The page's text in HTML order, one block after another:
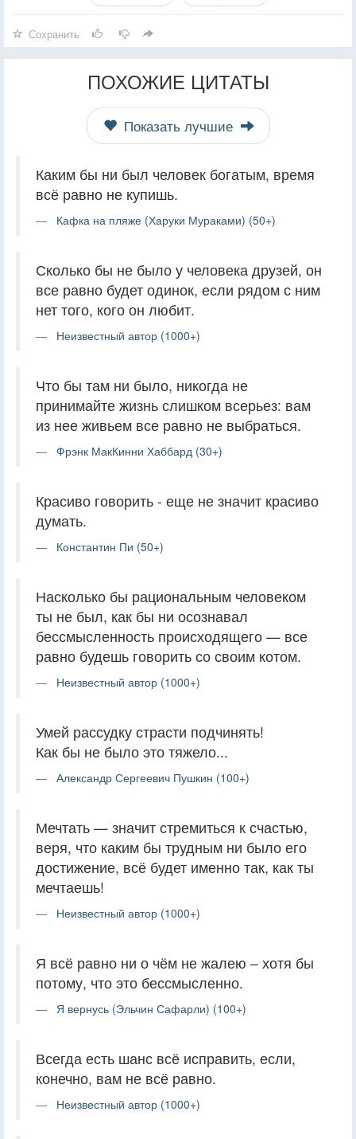
Сохранить
ПОХОЖИЕ ЦИТАТЫ
Показать лучшие
Каким бы ни был человек богатым, время
всё равно не купишь.
Кафка на пляже (Харуки Мураками) (50+)
Сколько бы не было у человека друзей, он
все равно будет одинок, если рядом с ним
нет того, кого он любит.
Неизвестный автор (1000+)
Что бы там ни было, никогда не
принимайте жизнь слишком всерьез: вам
из нее живьем все равно не выбраться.
Фрэнк МакКинни Хаббард (30+)
Красиво говорить - еще не значит красиво
думать.
Константин Пи (50+)
Насколько бы рациональным человеком
ты не был, как бы ни осознавал
бессмысленность происходящего — все
равно будешь говорить со своим котом.
Неизвестный автор (1000+)
Умей рассудку страсти подчинять!
Как бы не было это тяжело...
Александр Сергеевич Пушкин (100+)
Мечтать — значит стремиться к счастью,
веря, что каким бы трудным ни было его
достижение, всё будет именно так, как ты
мечтаешь!
Неизвестный автор (1000+)
Я всё равно ни о чём не жалею – хотя бы
потому, что это бессмысленно.
Я вернусь (Эльчин Сафарли) (100+)
Всегда есть шанс всё исправить, если,
конечно, вам не всё равно.
Неизвестный автор (1000+)